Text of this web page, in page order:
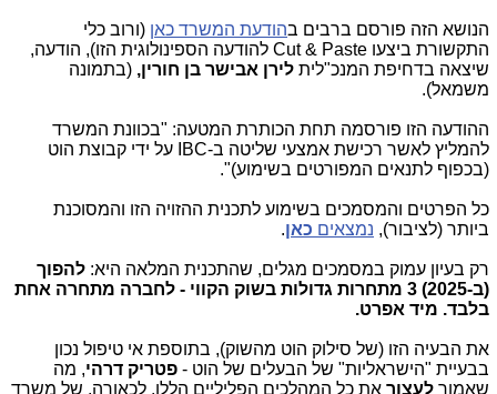
הנושא הזה פורסם ברבים בהודעת המשרד כאן (ורוב כלי
התקשורת ביצעו Cut & Paste להודעה הספינולוגית הזו), הודעה,
שיצאה בדחיפת המנכ"לית לירן אבישר בן חורין, (בתמונה
משמאל).
ההודעה הזו פורסמה תחת הכותרת המטעה: "בכוונת המשרד
להמליץ לאשר רכישת אמצעי שליטה ב-IBC על ידי קבוצת הוט
(בכפוף לתנאים המפורטים בשימוע)".
כל הפרטים והמסמכים בשימוע לתכנית ההזויה הזו והמסוכנת
ביותר (לציבור), נמצאים כאן.
רק בעיון עמוק במסמכים מגלים, שהתכנית המלאה היא: להפוך
(ב-2025) 3 מתחרות גדולות בשוק הקווי - לחברה מתחרה אחת
בלבד. מיד אפרט.
את הבעיה הזו (של סילוק הוט מהשוק), בתוספת אי טיפול נכון
בבעיית "הישראליות" של הבעלים של הוט - פטריק דרהי, מה
שאמור לעצור את כל המהלכים הפליליים הללו, לכאורה, של משרד